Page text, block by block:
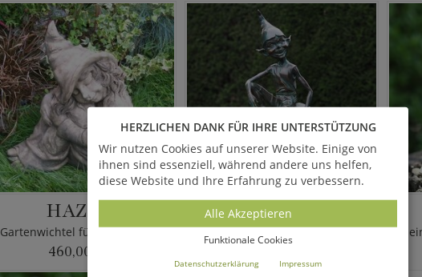
HAZEL
Gartenwichtel für den Garten
460,00 €
HALLAR
Gartenwichtel sitzt auf Pilz
HERZLICHEN DANK FÜR IHRE UNTERSTÜTZUNG
Wir nutzen Cookies auf unserer Website. Einige von
ihnen sind essenziell, während andere uns helfen,
diese Website und Ihre Erfahrung zu verbessern.
Alle Akzeptieren
Funktionale Cookies
Datenschutzerklärung Impressum